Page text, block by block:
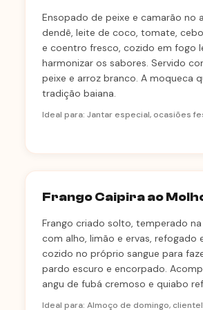
Ensopado de peixe e camarão no
dendê, leite de coco, tomate,
e coentro fresco, cozido em fogo
harmonizar os sabores. Servido
peixe e arroz branco. A moqueca
tradição baiana.
Ideal para: Jantar especial, ocasiões
Frango Caipira ao
Frango criado solto, temperado
com alho, limão e ervas, refogado
cozido no próprio sangue para
pardo escuro e encorpado.
angu de fubá cremoso e quiabo
Ideal para: Almoço de domingo,